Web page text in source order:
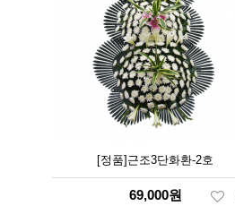
[정품]근조3단화환-2호
69,000원